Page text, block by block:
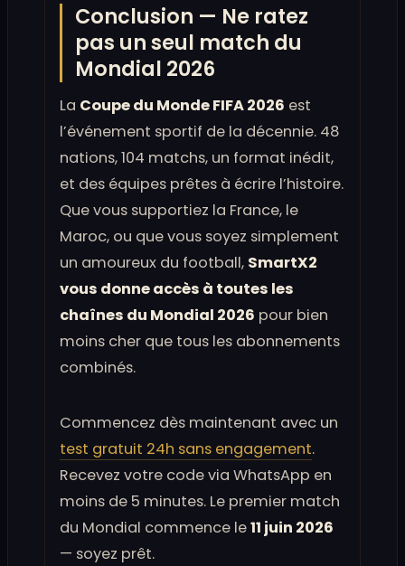
Conclusion — Ne ratez
pas un seul match du
Mondial 2026
La Coupe du Monde FIFA 2026 est
l’événement sportif de la décennie. 48
nations, 104 matchs, un format inédit,
et des équipes prêtes à écrire l’histoire.
Que vous supportiez la France, le
Maroc, ou que vous soyez simplement
un amoureux du football, SmartX2
vous donne accès à toutes les
chaînes du Mondial 2026 pour bien
moins cher que tous les abonnements
combinés.
Commencez dès maintenant avec un
test gratuit 24h sans engagement.
Recevez votre code via WhatsApp en
moins de 5 minutes. Le premier match
du Mondial commence le11 juin 2026
— soyez prêt.